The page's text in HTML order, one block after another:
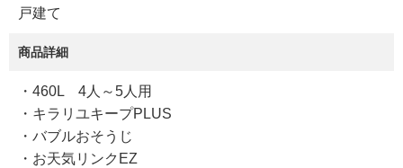
戸建て
商品詳細
・460L 4人～5人用
・キラリユキープPLUS
・バブルおそうじ
・お天気リンクEZ